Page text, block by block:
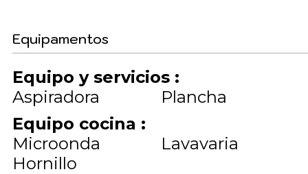
Equipamentos
Equipo y servicios :
Aspiradora
Plancha
Equipo cocina :
Microonda
Lavavaria
Hornillo